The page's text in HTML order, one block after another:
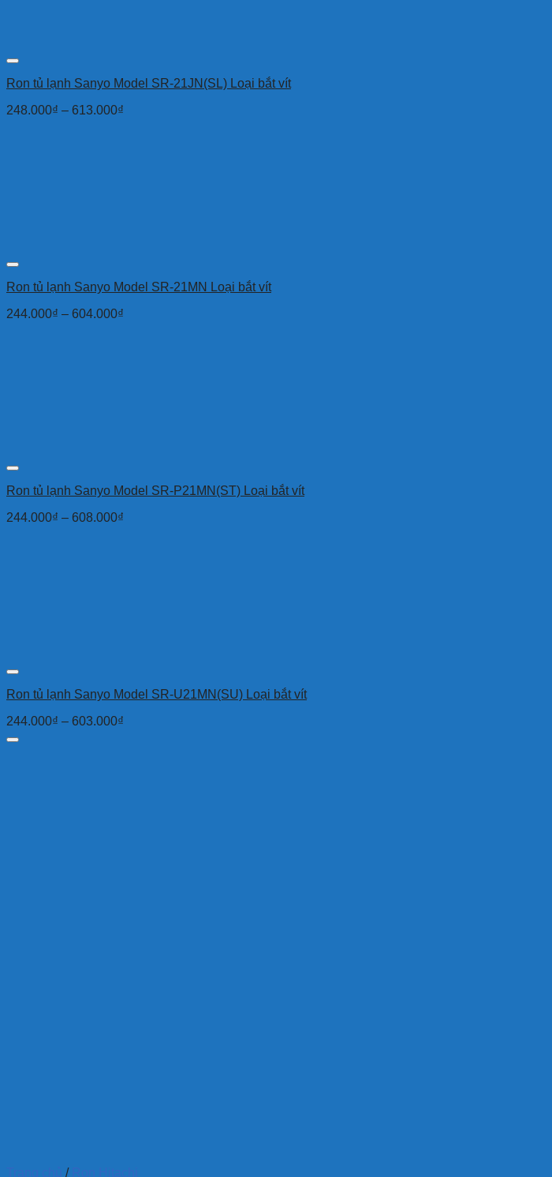
Ron tủ lạnh Sanyo Model SR-21JN(SL) Loại bắt vít
248.000₫ – 613.000₫
Ron tủ lạnh Sanyo Model SR-21MN Loại bắt vít
244.000₫ – 604.000₫
Ron tủ lạnh Sanyo Model SR-P21MN(ST) Loại bắt vít
244.000₫ – 608.000₫
Ron tủ lạnh Sanyo Model SR-U21MN(SU) Loại bắt vít
244.000₫ – 603.000₫
/